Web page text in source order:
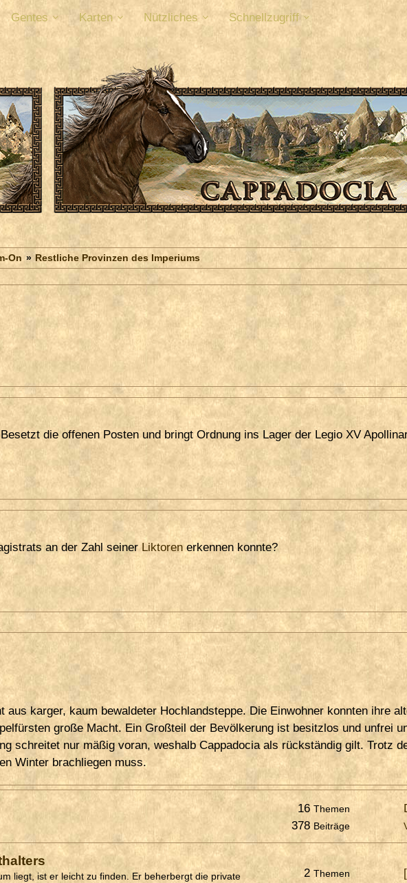
Gentes Karten Nützliches Schnellzugriff
On Restliche Provinzen des Imperiums
Besetzt die offenen Posten und bringt Ordnung ins Lager der Legio XV
an der Zahl seinerLiktorenerkennen konnte?
aus karger, kaum bewaldeter Hochlandsteppe. Die Einwohner konnten ihre
große Macht. Ein Großteil der Bevölkerung ist besitzlos und unfrei
schreitet nur mäßig voran, weshalb Cappadocia als rückständig gilt. Trotz
Winter brachliegen muss.
Themen
16
Beiträge
378
liegt, ist er leicht zu finden. Er beherbergt die private
Themen
2